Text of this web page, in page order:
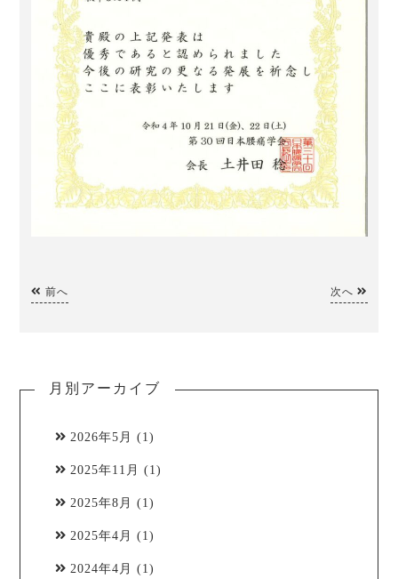
前へ 次へ
月別アーカイブ
2026年5月 (1)
2025年11月 (1)
2025年8月 (1)
2025年4月 (1)
2024年4月 (1)